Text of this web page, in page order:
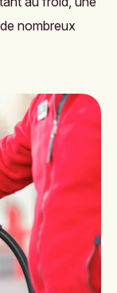
nombreux